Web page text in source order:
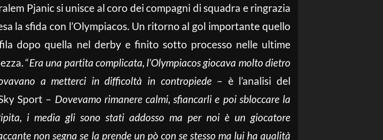
Pjanic si unisce al coro dei compagni di squadra e ringrazia
la sfida con l’Olympiacos. Un ritorno al gol importante quello
dopo quella nel derby e finito sotto processo nelle ultime
“Era una partita complicata, l’Olympiacos giocava molto dietro
a metterci in difficoltà in contropiede– è l’analisi del
Sport – Dovevamo rimanere calmi, sfiancarli e poi sbloccare la
i media gli sono stati addosso ma per noi è un giocatore
non segna se la prende un pò con se stesso ma lui ha qualità